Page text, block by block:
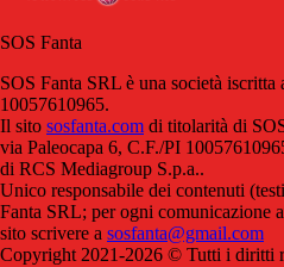
SOS Fanta
SOS Fanta SRL è una società
10057610965.
Il sito sosfanta.com di titolarità di
via Paleocapa 6, C.F./PI
di RCS Mediagroup S.p.a..
Unico responsabile dei contenuti
Fanta SRL; per ogni comunicazione
sito scrivere a sosfanta@gmail.com
Copyright 2021-2026 © Tutti i diritti